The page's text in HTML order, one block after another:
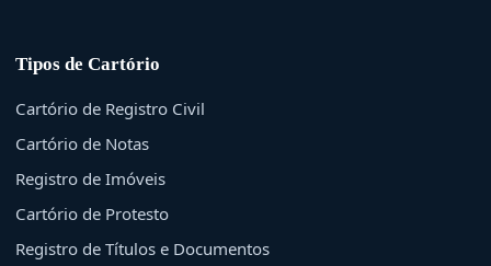
Tipos de Cartório
Cartório de Registro Civil
Cartório de Notas
Registro de Imóveis
Cartório de Protesto
Registro de Títulos e Documentos